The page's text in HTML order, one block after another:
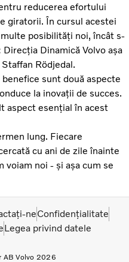
reducerea efortului
giratorii. În cursul acestei
posibilități noi, încât s-
Dinamică Volvo așa
Rödjedal.
sunt două aspecte
la inovații de succes.
aspect esențial în acest
lung. Fiecare
cu ani de zile înainte
voiam noi - și așa cum se
AB Volvo 2026
neConfidențialitate
Legea privind datele